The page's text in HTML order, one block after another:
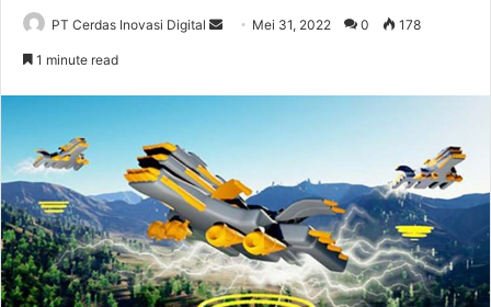
PT Cerdas Inovasi Digital
e
m
a
i
l
Mei 31, 2022 0 178
1 minute read